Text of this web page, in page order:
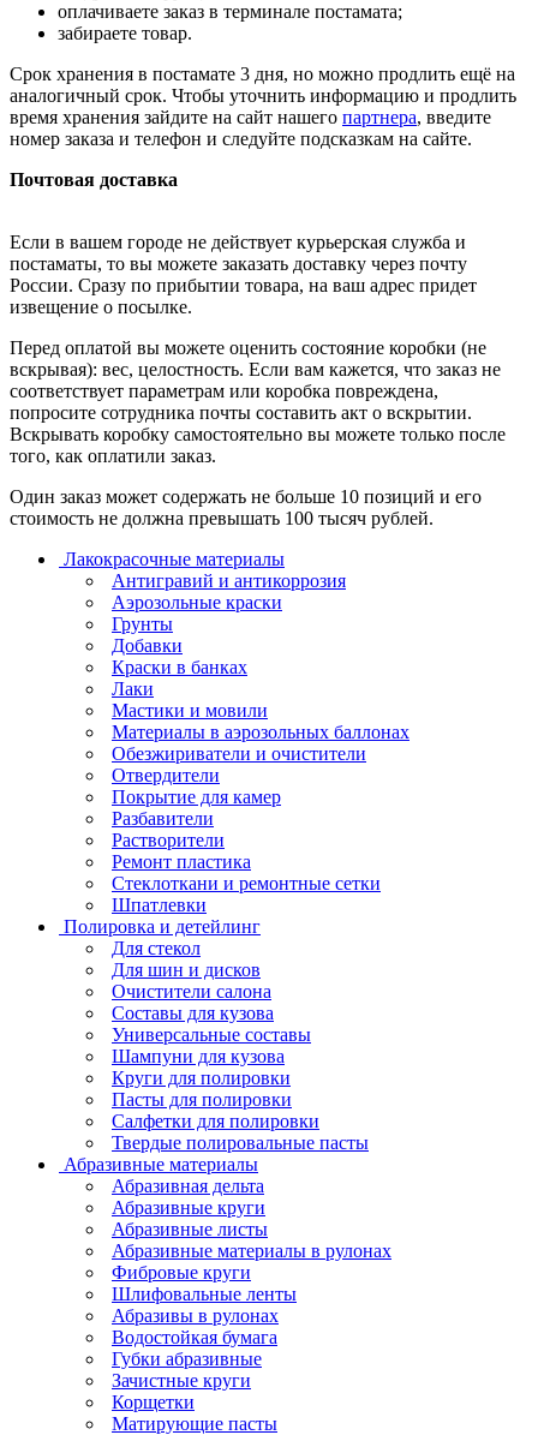
оплачиваете заказ в терминале постамата;
забираете товар.
Срок хранения в постамате 3 дня, но можно продлить ещё на
аналогичный срок. Чтобы уточнить информацию и продлить
время хранения зайдите на сайт нашего партнера, введите
номер заказа и телефон и следуйте подсказкам на сайте.
Почтовая доставка
Если в вашем городе не действует курьерская служба и
постаматы, то вы можете заказать доставку через почту
России. Сразу по прибытии товара, на ваш адрес придет
извещение о посылке.
Перед оплатой вы можете оценить состояние коробки (не
вскрывая): вес, целостность. Если вам кажется, что заказ не
соответствует параметрам или коробка повреждена,
попросите сотрудника почты составить акт о вскрытии.
Вскрывать коробку самостоятельно вы можете только после
того, как оплатили заказ.
Один заказ может содержать не больше 10 позиций и его
стоимость не должна превышать 100 тысяч рублей.
Лакокрасочные материалы
Антигравий и антикоррозия
Аэрозольные краски
Грунты
Добавки
Краски в банках
Лаки
Мастики и мовили
Материалы в аэрозольных баллонах
Обезжириватели и очистители
Отвердители
Покрытие для камер
Разбавители
Растворители
Ремонт пластика
Стеклоткани и ремонтные сетки
Шпатлевки
Полировка и детейлинг
Для стекол
Для шин и дисков
Очистители салона
Составы для кузова
Универсальные составы
Шампуни для кузова
Круги для полировки
Пасты для полировки
Салфетки для полировки
Твердые полировальные пасты
Абразивные материалы
Абразивная дельта
Абразивные круги
Абразивные листы
Абразивные материалы в рулонах
Фибровые круги
Шлифовальные ленты
Абразивы в рулонах
Водостойкая бумага
Губки абразивные
Зачистные круги
Корщетки
Матирующие пасты